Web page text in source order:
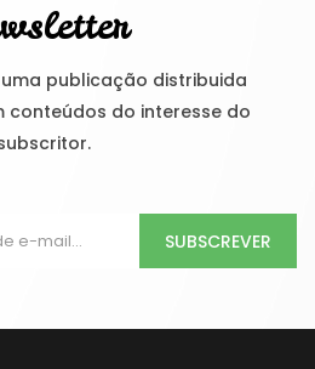
publicação distribuida
conteúdos do interesse do
SUBSCREVER